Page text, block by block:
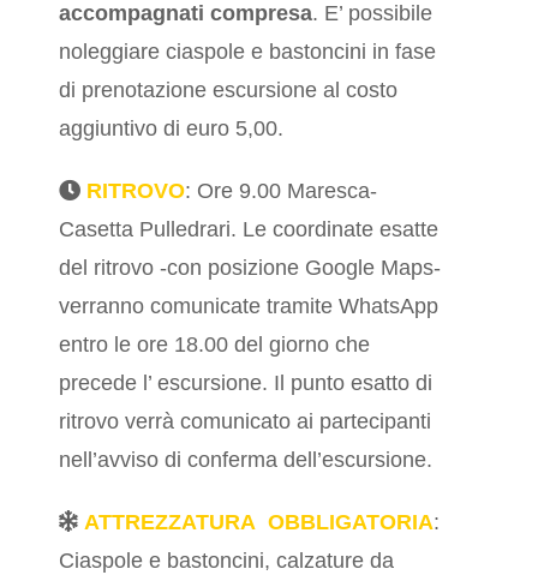
accompagnati compresa. E’ possibile
noleggiare ciaspole e bastoncini in fase
di prenotazione escursione al costo
aggiuntivo di euro 5,00.
RITROVO: Ore 9.00 Maresca-
Casetta Pulledrari. Le coordinate esatte
del ritrovo -con posizione Google Maps-
verranno comunicate tramite WhatsApp
entro le ore 18.00 del giorno che
precede l’ escursione. Il punto esatto di
ritrovo verrà comunicato ai partecipanti
nell’avviso di conferma dell’escursione.
ATTREZZATURA OBBLIGATORIA:
Ciaspole e bastoncini, calzature da